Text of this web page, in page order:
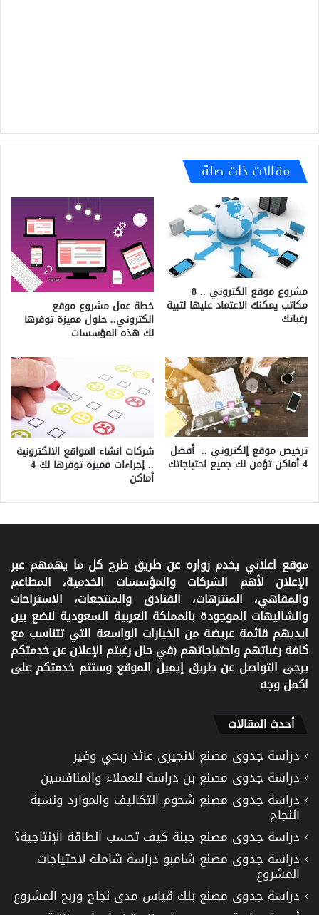
مقالات ذات صلة
مشروع موقع الكتروني .. 8
مكاتب يمكنك الاعتماد عليها لتبية
رغباتك
خطة عمل مشروع موقع
الكتروني.. حلول مميزة توفرها
لك هذه المؤسسات
ترخيص موقع إلكتروني .. أفضل
4 أماكن تؤمن لك جميع احتياجاتك
شركات انشاء المواقع الالكترونية
.. إجراءات مميزة توفرها لك 4
أماكن
موقع اعلاني يخدم زواره عن طريق طرح كل ما يهمهم عبر
الإعلان لأهم الشركات والمؤسسات الخدمية، المطاعم
والمقاهي، المنتزهات، الفنادق والمنتجعات، الاستراحات
والشاليهات الموجودة بالمملكة العربية السعودية لنضع بين
ايديهم قائمة عريضة من الخيارات الواسعة التي تتناسب مع
كافة رغباتهم واحتياجاتهم (في حال رغبتم الإعلان عن خدمتكم
يرجى التواصل عن طريق إيميل الموقع وستتم خدمتكم على
اكمل وجه
أحدث المقالات
دراسة جدوى مصنع لانجيرى عائد ربحي وفير
دراسة جدوى مصنع بن دراسة للعملاء والمنافسين
دراسة جدوى مصنع شحوم التكاليف والموارد ونسبة
النجاح
دراسة جدوى مصنع جبنة كيف تحسب الطاقة الإنتاجية؟
دراسة جدوى مصنع شامبو دراسة شاملة لاحتياجات
المشروع
دراسة جدوى مصنع بلك قياس مدى نجاح وربح المشروع